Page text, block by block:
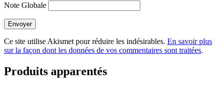
Note Globale
Envoyer
Ce site utilise Akismet pour réduire les indésirables. En savoir plus
sur la façon dont les données de vos commentaires sont traitées.
Produits apparentés